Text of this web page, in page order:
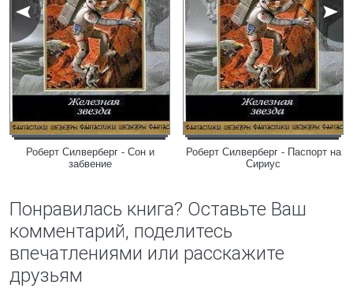
Роберт Силверберг - Сон и
забвение
Роберт Силверберг - Паспорт на
Сириус
Понравилась книга? Оставьте Ваш
комментарий, поделитесь
впечатлениями или расскажите
друзьям